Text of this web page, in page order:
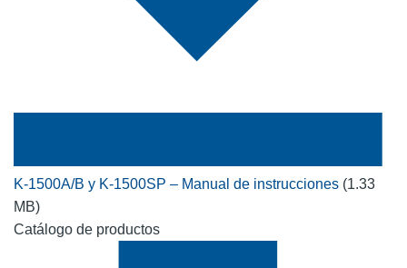
K-1500A/B y K-1500SP – Manual de instrucciones (1.33
MB)
Catálogo de productos